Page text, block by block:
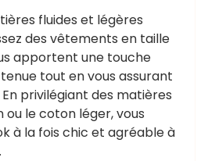
fluides et légères
des vêtements en taille
apportent une touche
tout en vous assurant
privilégiant des matières
ou le coton léger, vous
à la fois chic et agréable à